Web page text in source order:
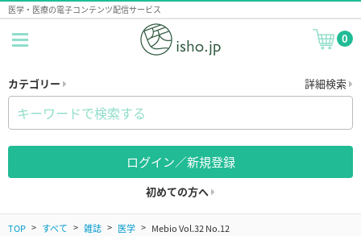
医学・医療の電子コンテンツ配信サービス
0
カテゴリー 詳細検索
ログイン／新規登録
初めての方へ
TOP すべて 雑誌 医学 Mebio Vol.32 No.12